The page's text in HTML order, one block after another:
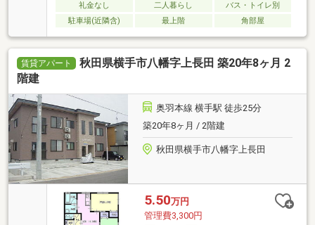
礼金なし 二人暮らし
バス・トイレ別
駐車場(近隣含)
最上階 角部屋
賃貸アパート
秋田県横手市八幡字上長田 築20年8ヶ月 2
階建
奥羽本線 横手駅 徒歩25分
築20年8ヶ月 / 2階建
秋田県横手市八幡字上長田
5.50万円
管理費3,300円